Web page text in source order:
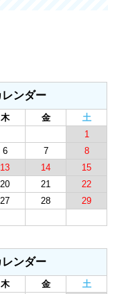
ンダー
木 金
土
1
6 7
8
13 14
15
20 21
22
27 28
29
ンダー
木 金
土